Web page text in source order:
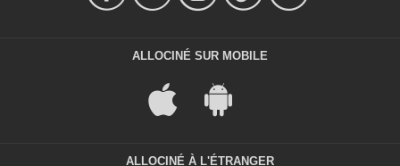
ALLOCINÉ SUR MOBILE
ALLOCINÉ À L'ÉTRANGER